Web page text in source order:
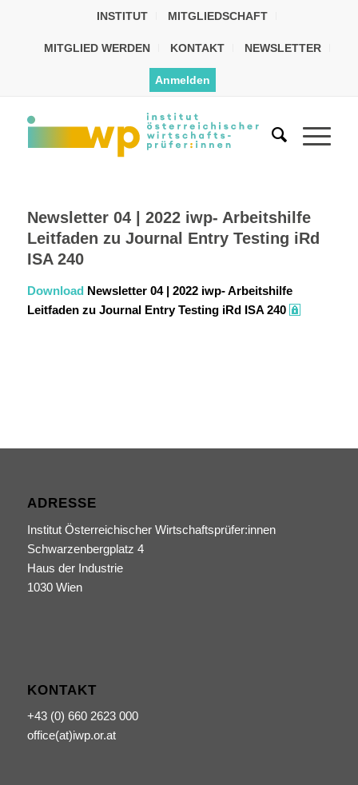
INSTITUT MITGLIEDSCHAFT
MITGLIED WERDEN KONTAKT NEWSLETTER
Anmelden
Newsletter 04 | 2022 iwp- Arbeitshilfe
Leitfaden zu Journal Entry Testing iRd
ISA 240
Download Newsletter 04 | 2022 iwp- Arbeitshilfe
Leitfaden zu Journal Entry Testing iRd ISA 240
ADRESSE
Institut Österreichischer Wirtschaftsprüfer:innen
Schwarzenbergplatz 4
Haus der Industrie
1030 Wien
KONTAKT
+43 (0) 660 2623 000
office(at)iwp.or.at